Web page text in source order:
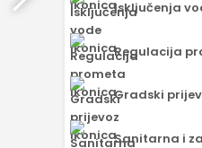
Isključenja
Regulacija
Gradski
Sanitarna i